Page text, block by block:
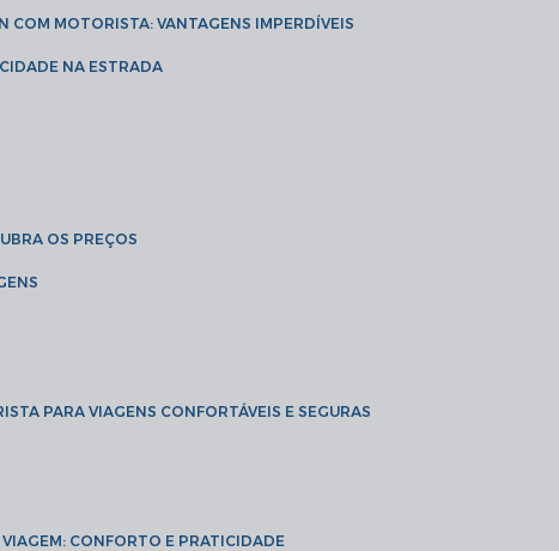
COM MOTORISTA: VANTAGENS IMPERDÍVEIS
NA ESTRADA
OS PREÇOS
PARA VIAGENS CONFORTÁVEIS E SEGURAS
VIAGEM: CONFORTO E PRATICIDADE